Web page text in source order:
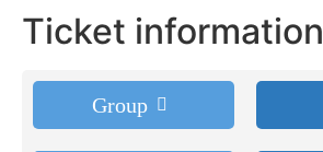
Ticket information
Group